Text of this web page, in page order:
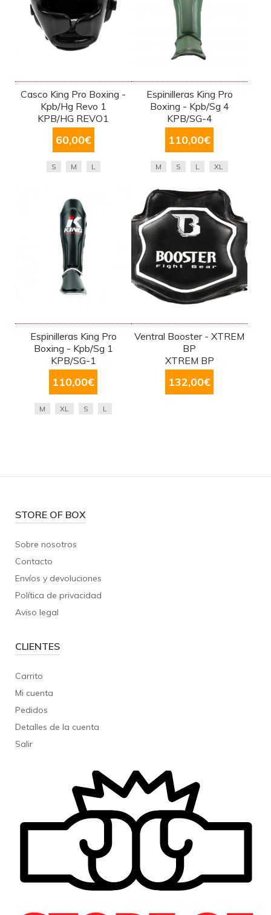
Casco King Pro Boxing -
Kpb/Hg Revo 1
KPB/HG REVO1
60,00€
S M L
Espinilleras King Pro
Boxing - Kpb/Sg 4
KPB/SG-4
110,00€
M S L XL
Espinilleras King Pro
Boxing - Kpb/Sg 1
KPB/SG-1
110,00€
M XL S L
Ventral Booster - XTREM
BP
XTREM BP
132,00€
STORE OF BOX
Sobre nosotros
Contacto
Envíos y devoluciones
Política de privacidad
Aviso legal
CLIENTES
Carrito
Mi cuenta
Pedidos
Detalles de la cuenta
Salir